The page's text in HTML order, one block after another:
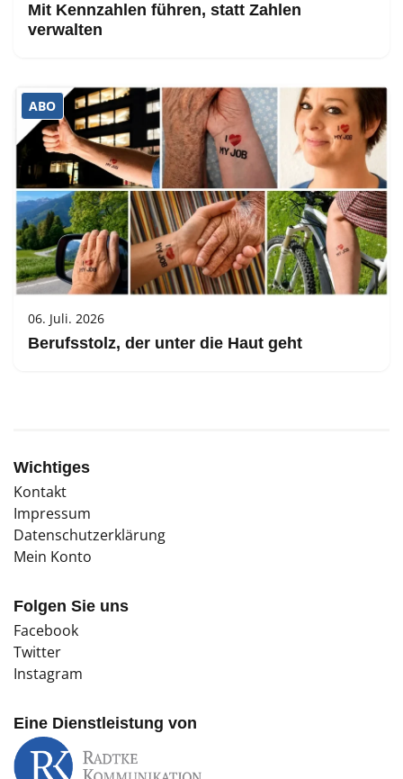
Mit Kennzahlen führen, statt Zahlen
verwalten
ABO
06. Juli. 2026
Berufsstolz, der unter die Haut geht
Wichtiges
Kontakt
Impressum
Datenschutzerklärung
Mein Konto
Folgen Sie uns
Facebook
Twitter
Instagram
Eine Dienstleistung von